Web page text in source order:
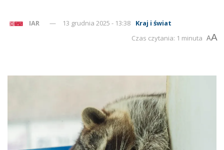
IAR 13 grudnia 2025 - 13:38
Kraj i świat
Czas czytania: 1 minuta AA